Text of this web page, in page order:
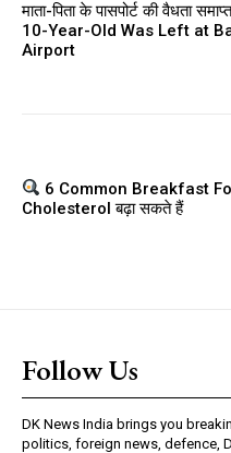
माता-पिता के पासपोर्ट की वैधता
10-Year-Old Was Left at
Airport
6 Common Breakfast
Cholesterol बढ़ा सकते हैं
Follow Us
DK News India brings you
politics, foreign news, defence,